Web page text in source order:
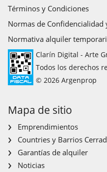
Términos y Condiciones
Normas de Confidencialidad
Normativa alquiler
Clarín Digital - Arte
Todos los derechos
© 2026 Argenprop
Mapa de sitio
Emprendimientos
Countries y Barrios
Garantías de alquiler
Noticias